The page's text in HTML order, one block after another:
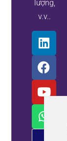
lượng,
v.v..